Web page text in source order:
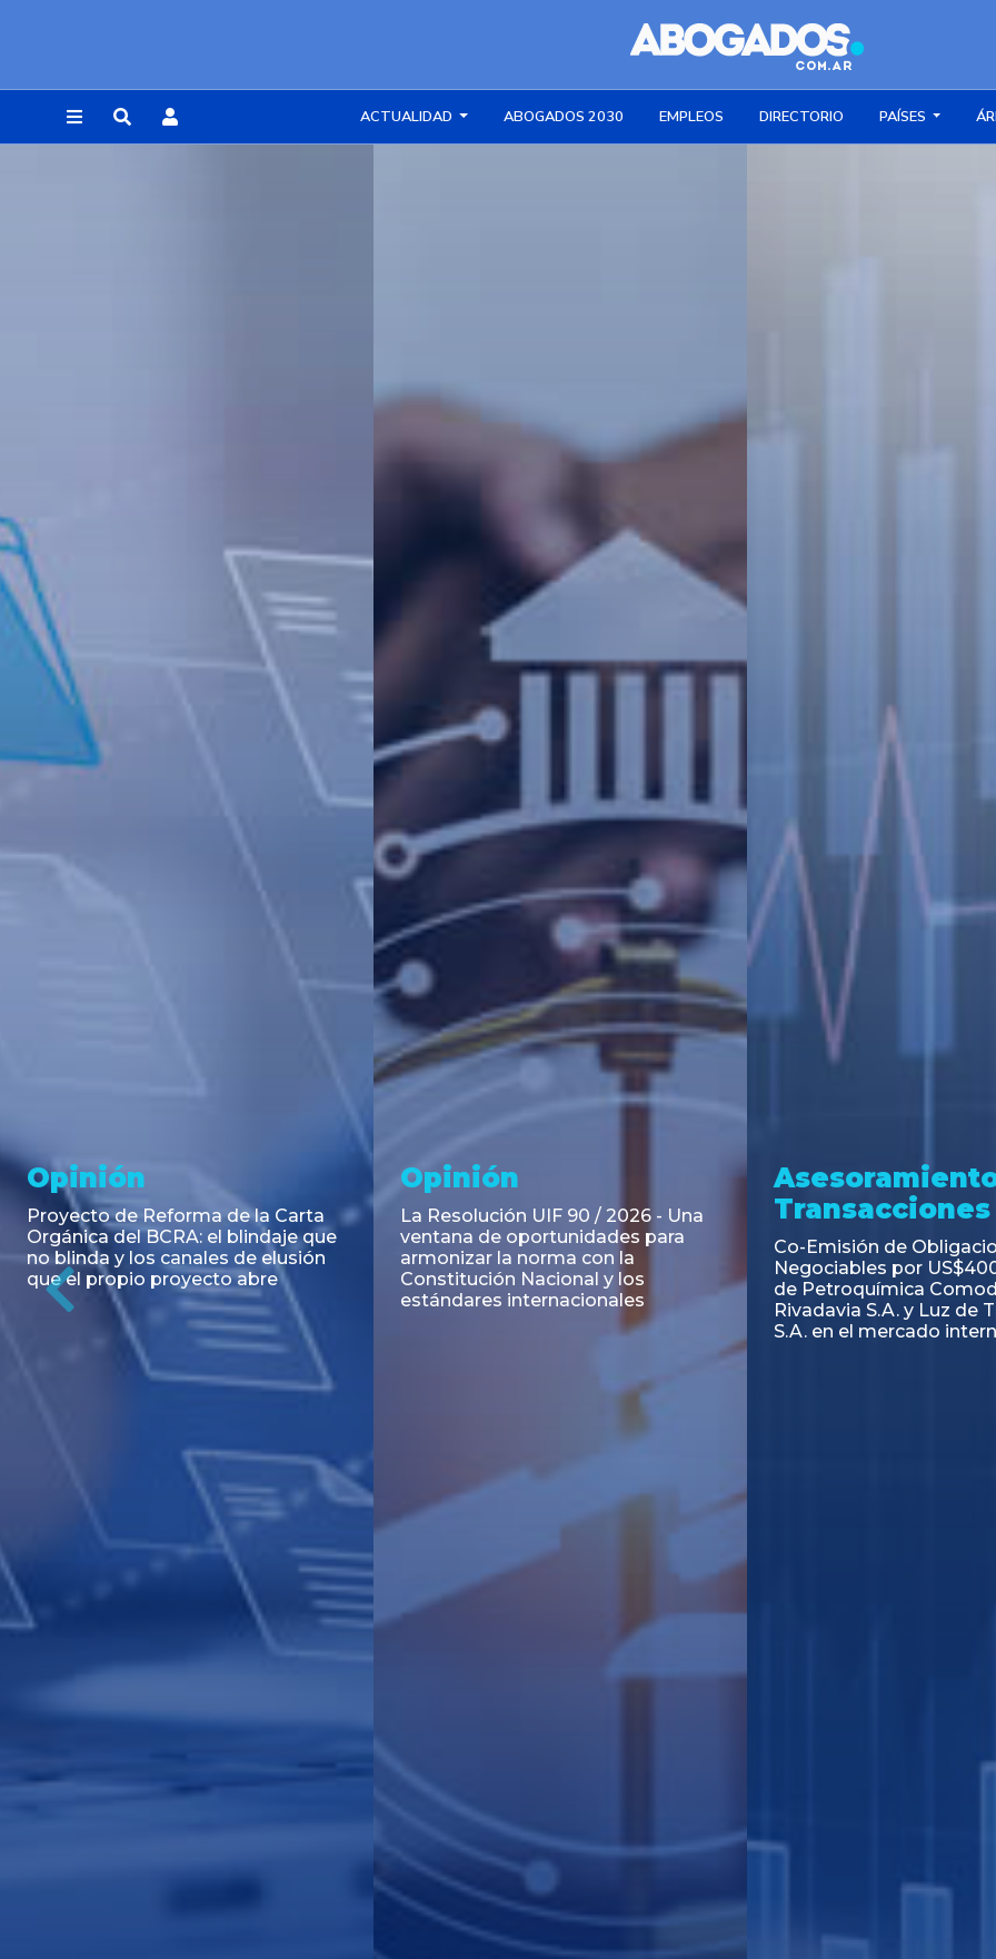
ACTUALIDAD ABOGADOS 2030 EMPLEOS DIRECTORIO PAÍSES
Noticia
RESOLUCIÓN 271/2026 de la
SECRETARIA DE COORDINACIÓN
DE PRODUCCIÓN: Actualización y
unificación de las advertencias
obligatorias en la publicidad de
juegos y apuestas en...
Asesoramiento y
Transacciones
Emisión de Obligaciones
Negociables Clase E de Central
Puerto S.A. por un Valor Nominal
de U$S 98.897.303
Transacciones
PAGBAM asesoró a
autorización para la
de los Certificados de
del Fideicomiso
Inmobiliario "Espacio
Previous